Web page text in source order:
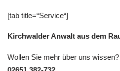
[tab title=“Service“]
Kirchwalder Anwalt aus dem
Wollen Sie mehr über uns